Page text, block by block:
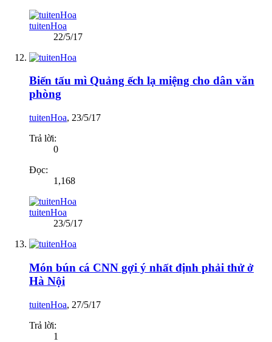
tuitenHoa
22/5/17
Biến tấu mì Quảng ếch lạ miệng cho dân văn
phòng
tuitenHoa, 23/5/17
Trả lời:
0
Đọc:
1,168
tuitenHoa
23/5/17
Món bún cá CNN gợi ý nhất định phải thử ở
Hà Nội
tuitenHoa, 27/5/17
Trả lời:
1